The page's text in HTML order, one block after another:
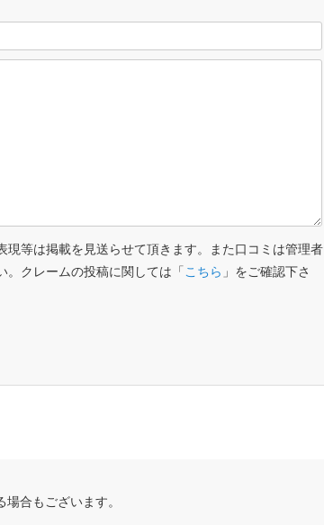
等は掲載を見送らせて頂きます。また口コミは管理者
クレームの投稿に関しては「 こちら 」をご確認下さ
合もございます。